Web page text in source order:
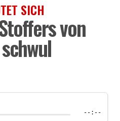
SICH
von
--:--